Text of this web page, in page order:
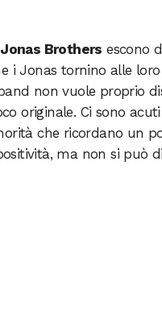
Jonas Brothers escono
i Jonas tornino alle
non vuole proprio
originale. Ci sono
che ricordano un
ma non si può